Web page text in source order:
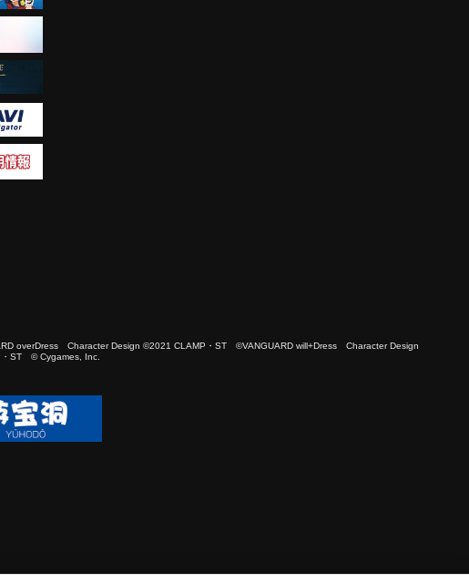
overDress Character Design ©2021 CLAMP・ST ©VANGUARD will+Dress Character Design
ST © Cygames, Inc.